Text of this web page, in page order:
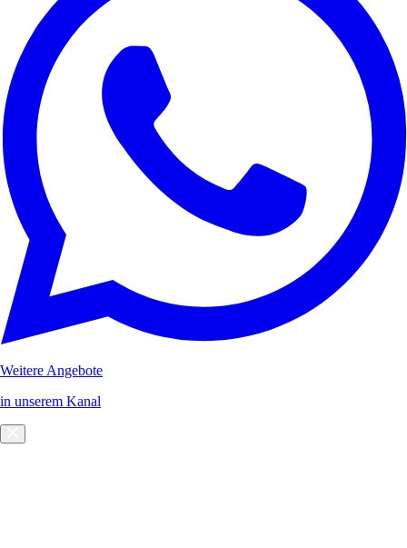
Weitere Angebote
in unserem Kanal